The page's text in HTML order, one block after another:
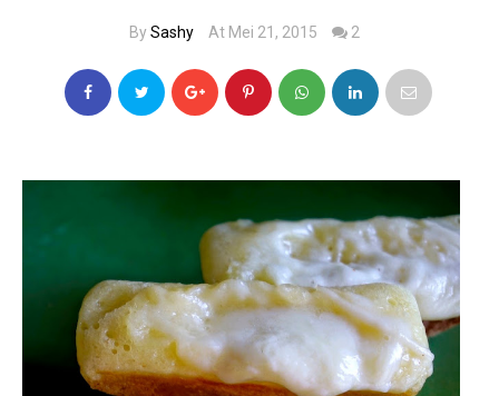
BySashy At Mei 21, 2015 2